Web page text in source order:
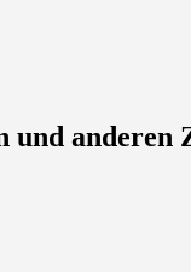
anderen